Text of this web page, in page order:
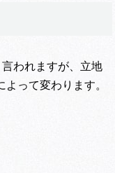
言われますが、立地
って変わります。